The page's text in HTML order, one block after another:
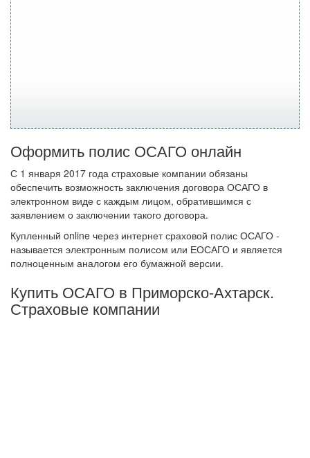
Оформить полис ОСАГО онлайн
С 1 января 2017 года страховые компании обязаны
обеспечить возможность заключения договора ОСАГО в
электронном виде с каждым лицом, обратившимся с
заявлением о заключении такого договора.
Купленный online через интернет сраховой полис ОСАГО -
называется электронным полисом или ЕОСАГО и является
полноценным аналогом его бумажной версии.
Купить ОСАГО в Приморско-Ахтарск.
Страховые компании